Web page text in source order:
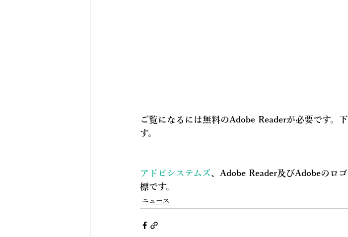
ご覧になるには無料のAdobe Readerが必要です。
す。
アドビシステムズ、Adobe Reader及びAdobeのロ
標です。
ニュース